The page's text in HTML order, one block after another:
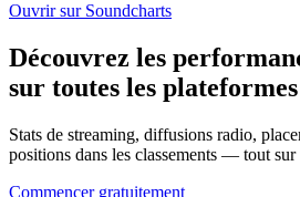
Ouvrir sur Soundcharts
Découvrez les
sur toutes les plateformes
Stats de streaming, diffusions radio,
positions dans les classements — tout
Commencer gratuitement